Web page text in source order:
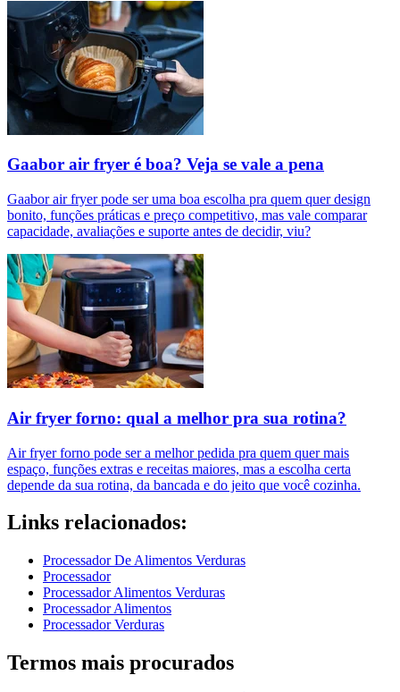
Gaabor air fryer é boa? Veja se vale a pena
Gaabor air fryer pode ser uma boa escolha pra quem quer design
bonito, funções práticas e preço competitivo, mas vale comparar
capacidade, avaliações e suporte antes de decidir, viu?
Air fryer forno: qual a melhor pra sua rotina?
Air fryer forno pode ser a melhor pedida pra quem quer mais
espaço, funções extras e receitas maiores, mas a escolha certa
depende da sua rotina, da bancada e do jeito que você cozinha.
Links relacionados:
Processador De Alimentos Verduras
Processador
Processador Alimentos Verduras
Processador Alimentos
Processador Verduras
Termos mais procurados